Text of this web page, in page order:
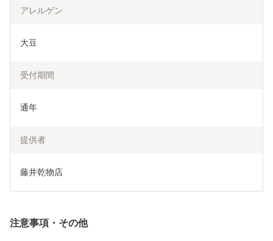
アレルゲン
大豆
受付期間
通年
提供者
藤井乾物店
注意事項・その他